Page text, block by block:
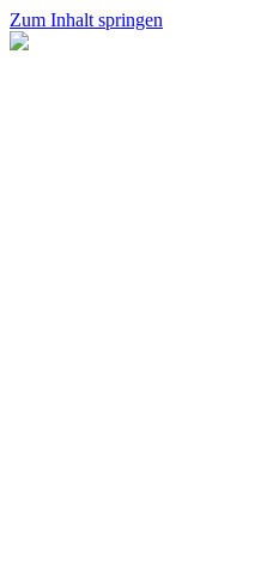
Zum Inhalt springen